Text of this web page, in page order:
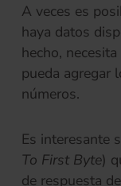
A veces es
haya datos
hecho,
pueda agregar
números.
Es interesante
To First Byte)
de respuesta